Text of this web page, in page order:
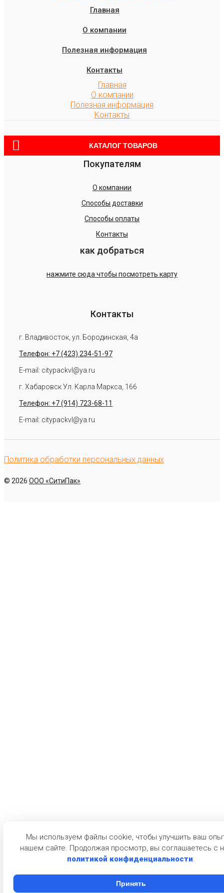
Главная
О компании
Полезная информация
Контакты
Главная
О компании
Полезная информация
Контакты
КАТАЛОГ ТОВАРОВ
Покупателям
О компании
Способы доставки
Способы оплаты
Контакты
как добраться
нажмите сюда чтобы посмотреть карту
Контакты
г. Владивосток, ул. Бородинская, 4а
Телефон: +7 (423) 234-51-97
E-mail: citypackvl@ya.ru
г. Хабаровск Ул. Карла Маркса, 166
Телефон: +7 (914) 723-68-11
E-mail: citypackvl@ya.ru
Политика обработки персональных данных
© 2026 ООО «СитиПак»
Мы используем файлы cookie, чтобы улучшить ваш
нашем сайте. Продолжая просмотр, вы соглашаетесь с
политикой конфиденциальности.
Принять